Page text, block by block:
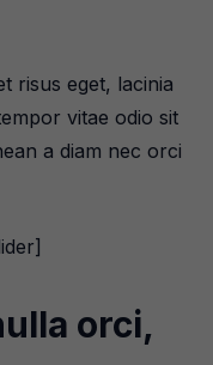
risus eget, lacinia
vitae odio sit
a diam nec orci
orci,